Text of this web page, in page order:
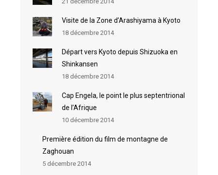
Visite de la Zone d’Arashiyama à Kyoto
18 décembre 2014
Départ vers Kyoto depuis Shizuoka en
Shinkansen
18 décembre 2014
Cap Engela, le point le plus septentrional
de l’Afrique
10 décembre 2014
Première édition du film de montagne de
Zaghouan
5 décembre 2014